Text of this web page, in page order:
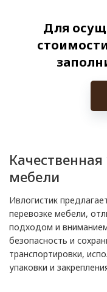
Для
Качественная
мебели
Ивлогистик
перевозке мебели,
подходом и
безопасность и
транспортировки,
упаковки и